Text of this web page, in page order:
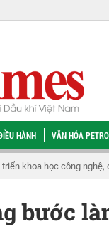
HÀNH VĂN HÓA
thúc đẩy hợp tác
bước